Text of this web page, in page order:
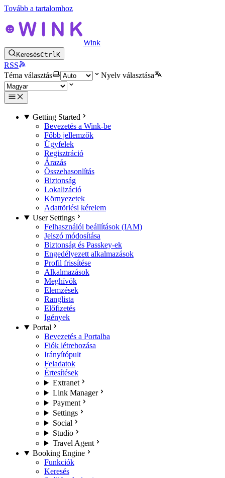
Tovább a tartalomhoz
Wink
KeresésCtrlK
RSS
Téma választás
Nyelv választása
Getting Started
Bevezetés a Wink-be
Főbb jellemzők
Ügyfelek
Regisztráció
Árazás
Összehasonlítás
Biztonság
Lokalizáció
Környezetek
Adattörlési kérelem
User Settings
Felhasználói beállítások (IAM)
Jelszó módosítása
Biztonság és Passkey-ek
Engedélyezett alkalmazások
Profil frissítése
Alkalmazások
Meghívók
Elemzések
Ranglista
Előfizetés
Igények
Portal
Bevezetés a Portalba
Fiók létrehozása
Irányítópult
Feladatok
Értesítések
Extranet
Link Manager
Payment
Settings
Social
Studio
Travel Agent
Booking Engine
Funkciók
Keresés